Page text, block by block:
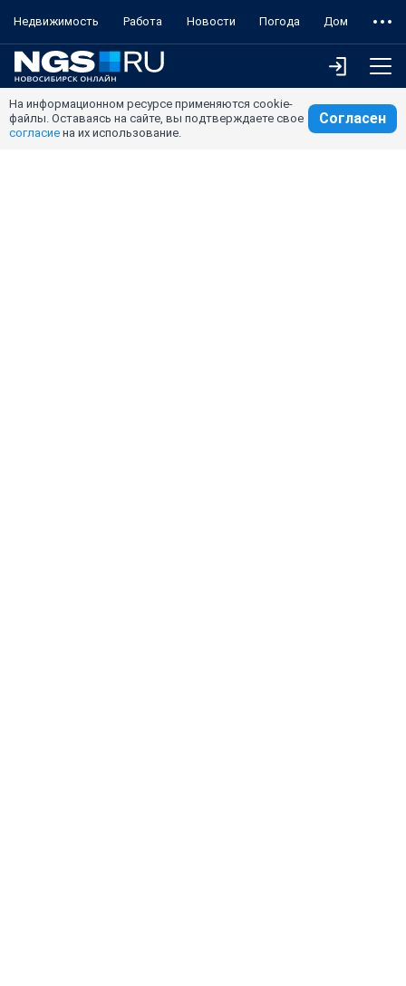
Недвижимость Работа Новости Погода Дом
На информационном ресурсе применяются cookie-
файлы. Оставаясь на сайте, вы подтверждаете свое
согласие на их использование.
Согласен